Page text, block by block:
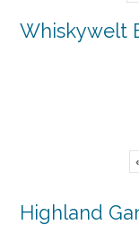
Whiskywelt
Highland